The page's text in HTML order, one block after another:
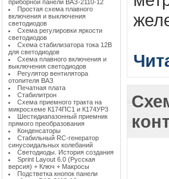
приборной панели ВАЗ-2110-12
Простая схема плавного
включения и выключения
светодиодов
Схема регулировки яркости
светодиодов
Схема стабилизатора тока 12В
для светодиодов
Схема плавного включения и
выключения светодиодов
Регулятор вентилятора
отопителя ВАЗ
Печатная плата
Стабилитрон
Схема приемного тракта на
микросхеме К174ПС1 и К174УР3
Шестидиапазонный приемник
прямого преобразования
Конденсаторы
Стабильный RC-генератор
синусоидальных колебаний
Светодиоды. История создания
Sprint Layout 6.0 (Русская
версия) + Ключ + Макросы
Подстветка кнопок панели